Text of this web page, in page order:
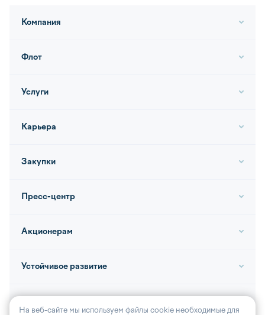
Компания
Флот
Услуги
Карьера
Закупки
Пресс-центр
Акционерам
Устойчивое развитие
На веб-сайте мы используем файлы cookie необходимые для